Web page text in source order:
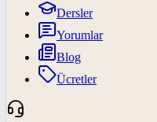
Dersler
Yorumlar
Blog
Ücretler